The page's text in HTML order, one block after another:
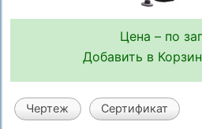
Цена – по
Добавить в
Чертеж Сертификат